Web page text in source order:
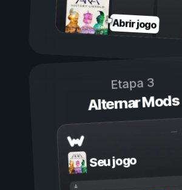
Abrir jogo
Etapa 3
Alternar Mods
Seu jogo